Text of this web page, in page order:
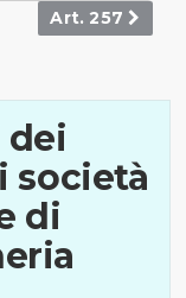
Art. 257
dei
società
di